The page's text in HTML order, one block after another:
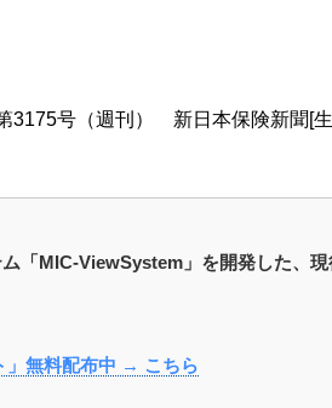
3175号（週刊） 新日本保険新聞[
「MIC-ViewSystem」を開発した、
」無料配布中 → こちら